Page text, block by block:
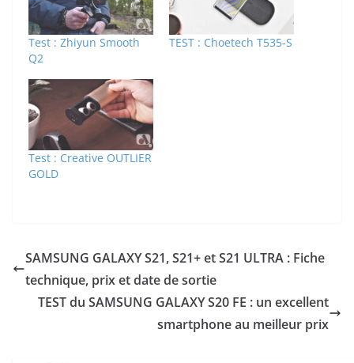
Test : Zhiyun Smooth
Q2
TEST : Choetech T535-S
Test : Creative OUTLIER
GOLD
SAMSUNG GALAXY S21, S21+ et S21 ULTRA : Fiche
technique, prix et date de sortie
TEST du SAMSUNG GALAXY S20 FE : un excellent
smartphone au meilleur prix